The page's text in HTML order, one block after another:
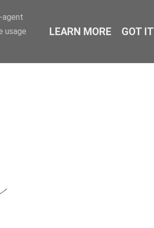
agent
usage
LEARN MORE GOT IT